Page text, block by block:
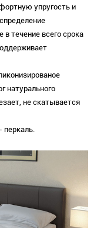
упругость и
течение всего срока
натурального
не скатывается
перкаль.